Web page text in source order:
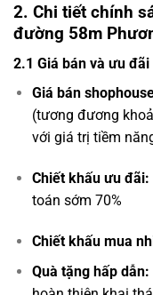
2. Chi tiết chính
đường 58m
2.1 Giá bán và ưu đãi
Giá bán
(tương đương
với giá trị tiềm
Chiết khấu ưu đãi:
toán sớm 70%
Chiết khấu mua
Quà tặng hấp dẫn: